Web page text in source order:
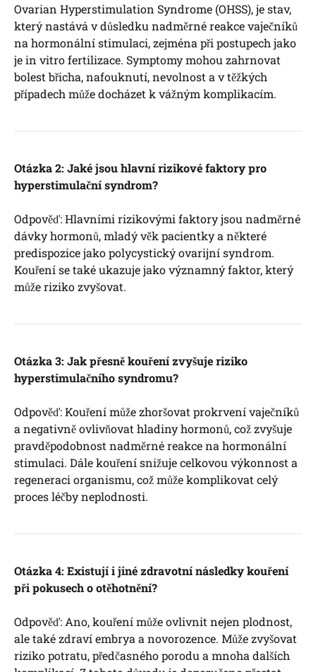
Ovarian Hyperstimulation Syndrome (OHSS), je stav,
který nastává v důsledku nadměrné reakce vaječníků
na hormonální stimulaci, zejména při postupech jako
je in vitro fertilizace. Symptomy mohou zahrnovat
bolest břicha, nafouknutí, nevolnost a v těžkých
případech může docházet k vážným komplikacím.
Otázka 2: Jaké jsou hlavní rizikové faktory pro
hyperstimulační syndrom?
Odpověď: Hlavními rizikovými faktory jsou nadměrné
dávky hormonů, mladý věk pacientky a některé
predispozice jako polycystický ovarijní syndrom.
Kouření se také ukazuje jako významný faktor, který
může riziko zvyšovat.
Otázka 3: Jak přesně kouření zvyšuje riziko
hyperstimulačního syndromu?
Odpověď: Kouření může zhoršovat prokrvení vaječníků
a negativně ovlivňovat hladiny hormonů, což zvyšuje
pravděpodobnost nadměrné reakce na hormonální
stimulaci. Dále kouření snižuje celkovou výkonnost a
regeneraci organismu, což může komplikovat celý
proces léčby neplodnosti.
Otázka 4: Existují i jiné zdravotní následky kouření
při pokusech o otěhotnění?
Odpověď: Ano, kouření může ovlivnit nejen plodnost,
ale také zdraví embrya a novorozence. Může zvyšovat
riziko potratu, předčasného porodu a mnoha dalších